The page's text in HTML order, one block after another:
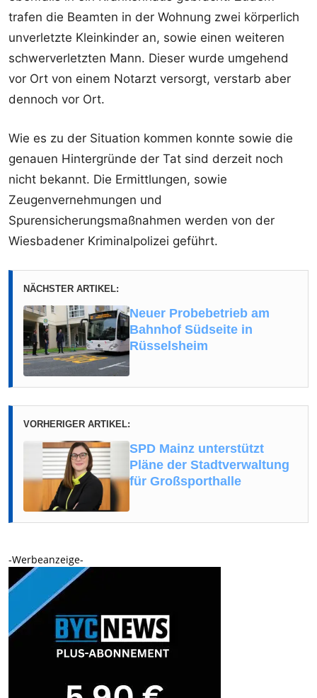
trafen die Beamten in der Wohnung zwei körperlich
unverletzte Kleinkinder an, sowie einen weiteren
schwerverletzten Mann. Dieser wurde umgehend
vor Ort von einem Notarzt versorgt, verstarb aber
dennoch vor Ort.
Wie es zu der Situation kommen konnte sowie die
genauen Hintergründe der Tat sind derzeit noch
nicht bekannt. Die Ermittlungen, sowie
Zeugenvernehmungen und
Spurensicherungsmaßnahmen werden von der
Wiesbadener Kriminalpolizei geführt.
NÄCHSTER ARTIKEL:
Neuer Probebetrieb am
Bahnhof Südseite in
Rüsselsheim
VORHERIGER ARTIKEL:
SPD Mainz unterstützt
Pläne der Stadtverwaltung
für Großsporthalle
-Werbeanzeige-